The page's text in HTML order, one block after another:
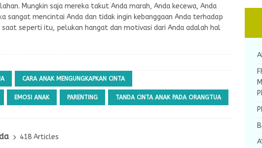
Mungkin saja mereka takut Anda marah, Anda kecewa, Anda
sangat mencintai Anda dan tidak ingin kebanggaan Anda terhadap
saat seperti itu, pelukan hangat dan motivasi dari Anda adalah hal
CARA ANAK MENGUNGKAPKAN CINTA
EMOSI ANAK PARENTING TANDA CINTA ANAK PADA ORANGTUA
418 Articles